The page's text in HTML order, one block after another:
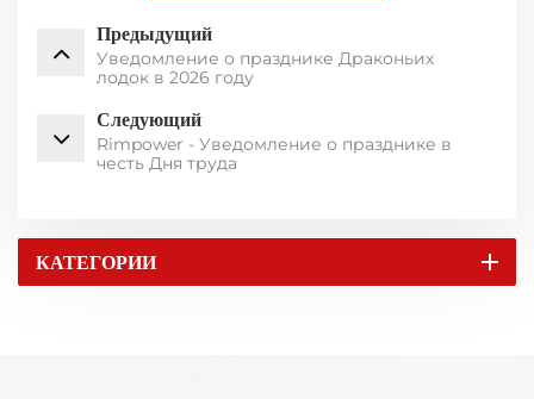
Предыдущий
Уведомление о празднике Драконьих
лодок в 2026 году
Следующий
Rimpower - Уведомление о празднике в
честь Дня труда
КАТЕГОРИИ